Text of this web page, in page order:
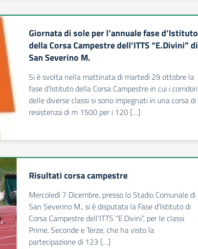
Giornata di sole per l’annuale fase d’Istituto
della Corsa Campestre dell’ITTS “E.Divini” di
San Severino M.
Si è svolta nella mattinata di martedì 29 ottobre la
fase d’Istituto della Corsa Campestre in cui i corridori
delle diverse classi si sono impegnati in una corsa di
resistenza di m 1500 per i 120 […]
Risultati corsa campestre
Mercoledì 7 Dicembre, presso lo Stadio Comunale di
San Severino M., si è disputata la Fase d’Istituto di
Corsa Campestre dell’ITTS “E.Divini”, per le classi
Prime, Seconde e Terze, che ha visto la
partecipazione di 123 […]